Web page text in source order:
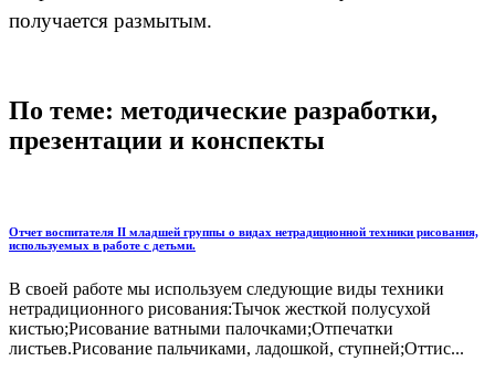
получается размытым.
По теме: методические разработки,
презентации и конспекты
Отчет воспитателя II младшей группы о видах нетрадиционной техники рисования,
используемых в работе с детьми.
В своей работе мы используем следующие виды техники
нетрадиционного рисования:Тычок жесткой полусухой
кистью;Рисование ватными палочками;Отпечатки
листьев.Рисование пальчиками, ладошкой, ступней;Оттис...